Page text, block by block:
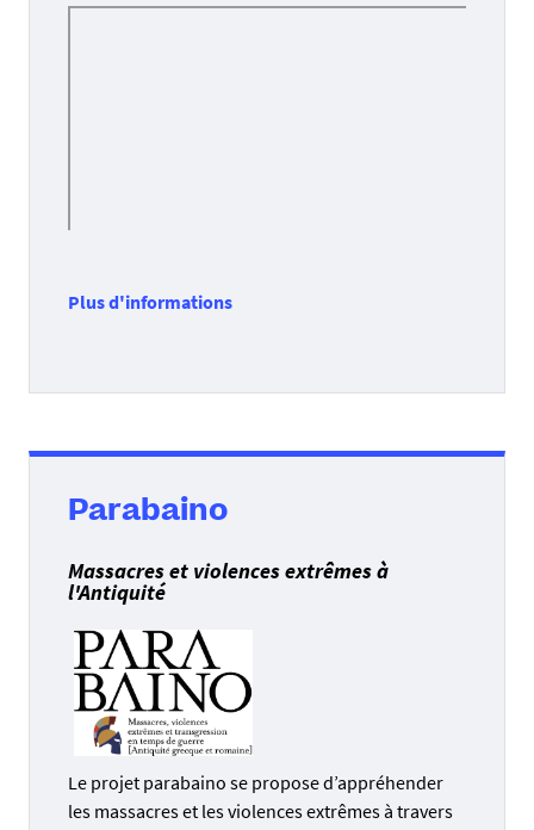
Plus d'informations
Parabaino
Massacres et violences extrêmes à
l'Antiquité
Le projet parabaino se propose d’appréhender
les massacres et les violences extrêmes à travers